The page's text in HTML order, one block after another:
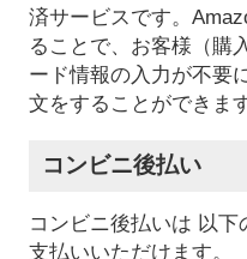
済サービスです。
ることで、お客様（購
ード情報の入力が不要
文をすることができます
コンビニ後払い
コンビニ後払いは 以
支払いいただけます。